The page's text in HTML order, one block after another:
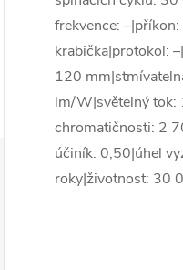
frekvence:
krabička|protokol:
120
lm/W|světelný tok:
chromatičnosti: 2
účiník: 0,50|úhel
roky|životnost: 30